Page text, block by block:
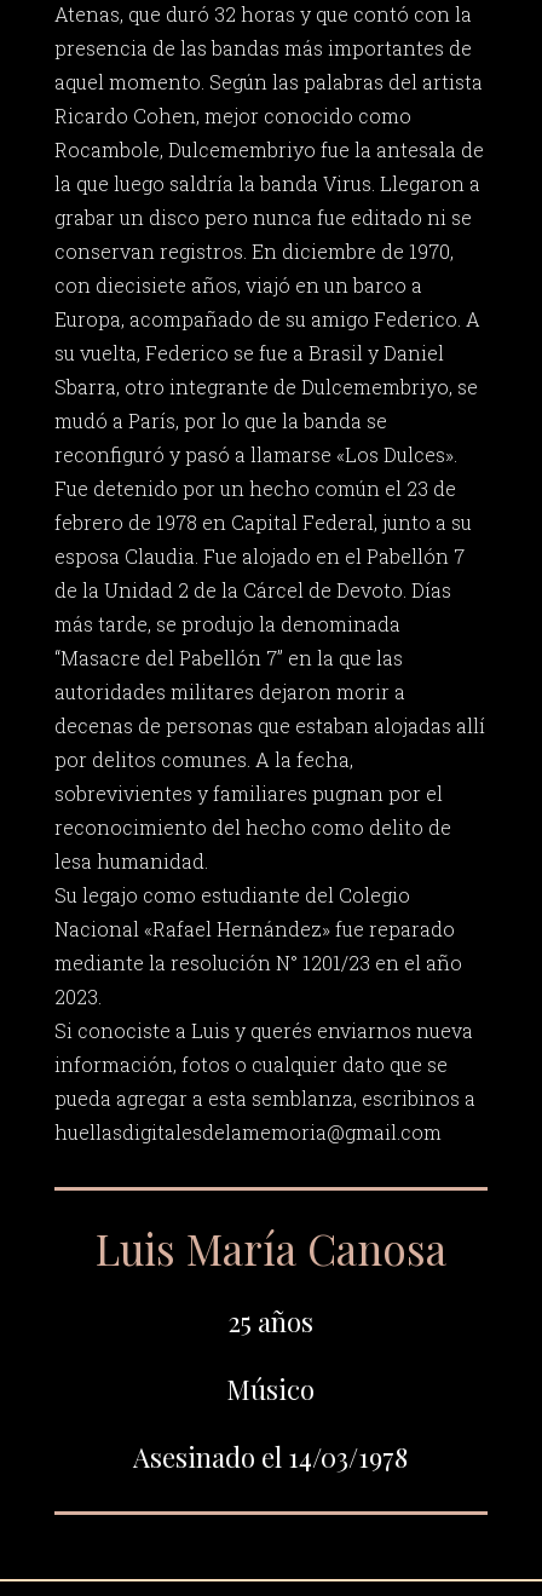
Atenas, que duró 32 horas y que contó con la
presencia de las bandas más importantes de
aquel momento. Según las palabras del artista
Ricardo Cohen, mejor conocido como
Rocambole, Dulcemembriyo fue la antesala de
la que luego saldría la banda Virus. Llegaron a
grabar un disco pero nunca fue editado ni se
conservan registros. En diciembre de 1970,
con diecisiete años, viajó en un barco a
Europa, acompañado de su amigo Federico. A
su vuelta, Federico se fue a Brasil y Daniel
Sbarra, otro integrante de Dulcemembriyo, se
mudó a París, por lo que la banda se
reconfiguró y pasó a llamarse «Los Dulces».
Fue detenido por un hecho común el 23 de
febrero de 1978 en Capital Federal, junto a su
esposa Claudia. Fue alojado en el Pabellón 7
de la Unidad 2 de la Cárcel de Devoto. Días
más tarde, se produjo la denominada
“Masacre del Pabellón 7” en la que las
autoridades militares dejaron morir a
decenas de personas que estaban alojadas allí
por delitos comunes. A la fecha,
sobrevivientes y familiares pugnan por el
reconocimiento del hecho como delito de
lesa humanidad.
Su legajo como estudiante del Colegio
Nacional «Rafael Hernández» fue reparado
mediante la resolución N° 1201/23 en el año
2023.
Si conociste a Luis y querés enviarnos nueva
información, fotos o cualquier dato que se
pueda agregar a esta semblanza, escribinos a
huellasdigitalesdelamemoria@gmail.com
Luis María Canosa
25 años
Músico
Asesinado el 14/03/1978